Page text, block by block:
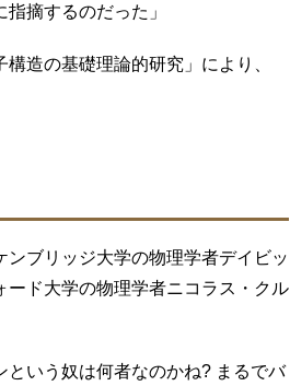
摘するのだった」
造の基礎理論的研究」により、
ブリッジ大学の物理学者デイビッ
ード大学の物理学者ニコラス・クル
いう奴は何者なのかね? まるでバ